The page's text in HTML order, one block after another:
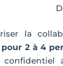
la
2 à 4